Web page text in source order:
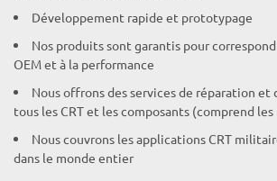
Développement rapide et prototypage
Nos produits sont garantis pour
OEM et à la performance
Nous offrons des services de réparation et
tous les CRT et les composants (comprend les
Nous couvrons les applications CRT
dans le monde entier